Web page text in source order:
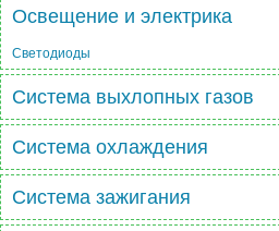
Освещение и электрика
Светодиоды
Система выхлопных газов
Система охлаждения
Система зажигания